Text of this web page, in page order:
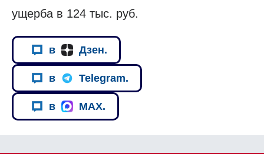
ущерба в 124 тыс. руб.
в Дзен.
в Telegram.
в MAX.